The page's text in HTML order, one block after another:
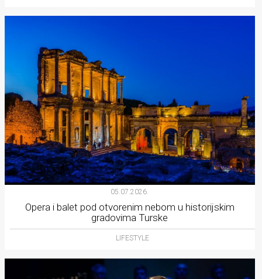
05.07.2026.
Opera i balet pod otvorenim nebom u historijskim
gradovima Turske
LIFESTYLE